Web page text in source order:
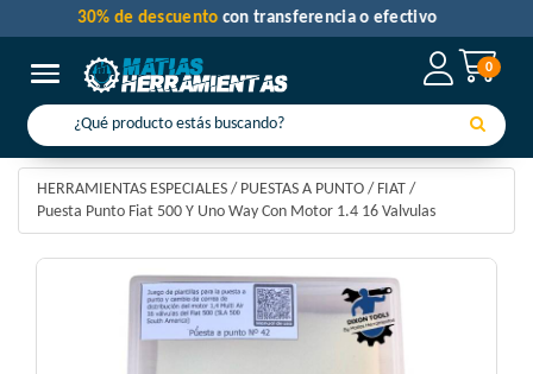
0
Toggle navigation
30% de descuentocon transferencia o efectivo
HERRAMIENTAS ESPECIALES / PUESTAS A PUNTO / FIAT /
Puesta Punto Fiat 500 Y Uno Way Con Motor 1.4 16 Valvulas